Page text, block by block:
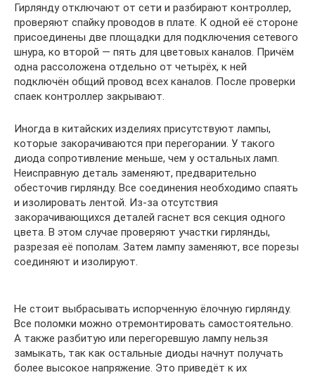
Гирлянду отключают от сети и разбирают контроллер,
проверяют спайку проводов в плате. К одной её стороне
присоединены две площадки для подключения сетевого
шнура, ко второй — пять для цветовых каналов. Причём
одна рассоложена отдельно от четырёх, к ней
подключён общий провод всех каналов. После проверки
спаек контроллер закрывают.
Иногда в китайских изделиях присутствуют лампы,
которые закорачиваются при перегорании. У такого
диода сопротивление меньше, чем у остальных ламп.
Неисправную деталь заменяют, предварительно
обесточив гирлянду. Все соединения необходимо спаять
и изолировать лентой. Из-за отсутствия
закорачивающихся деталей гаснет вся секция одного
цвета. В этом случае проверяют участки гирлянды,
разрезая её пополам. Затем лампу заменяют, все порезы
соединяют и изолируют.
Не стоит выбрасывать испорченную ёлочную гирлянду.
Все поломки можно отремонтировать самостоятельно.
А также разбитую или перегоревшую лампу нельзя
замыкать, так как остальные диоды начнут получать
более высокое напряжение. Это приведёт к их